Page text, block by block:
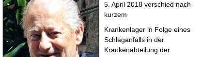
5. April 2018 verschied nach
kurzem
Krankenlager in Folge eines
Schlaganfalls in der
Krankenabteilung der